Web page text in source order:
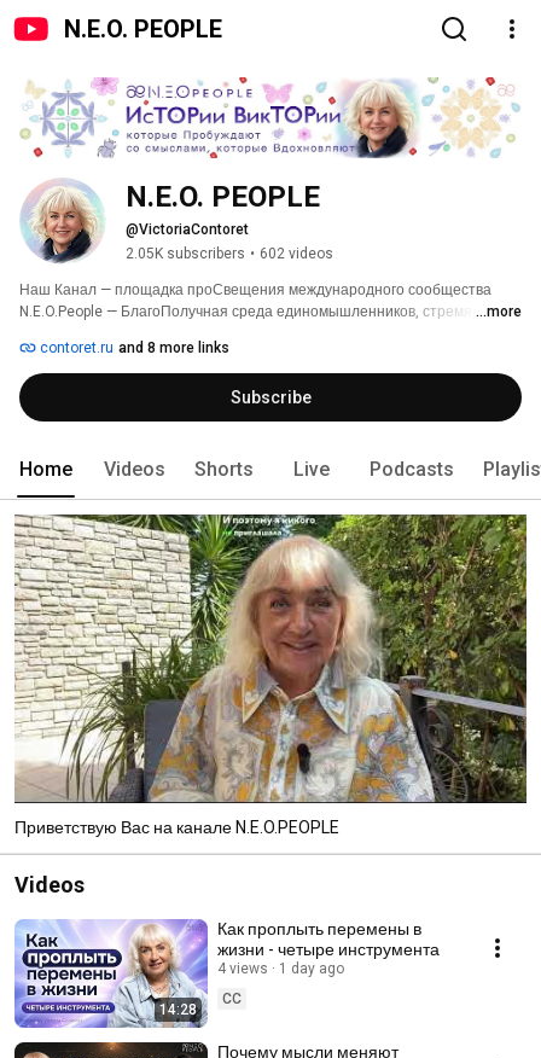
N.E.O. PEOPLE
N.E.O. PEOPLE
@VictoriaContoret
2.05K subscribers • 602 videos
Наш Канал — площадка проСвещения международного сообщества
N.E.O.People — БлагоПолучная среда единомышленников, стремящихся
...more
contoret.ru and 8 more links
Subscribe
Home Videos Shorts Live Podcasts
Приветствую Вас на канале N.E.O.PEOPLE
Videos
14:28
Как проплыть перемены в
жизни - четыре инструмента
4 views
1 day ago
CC
Почему мысли меняют